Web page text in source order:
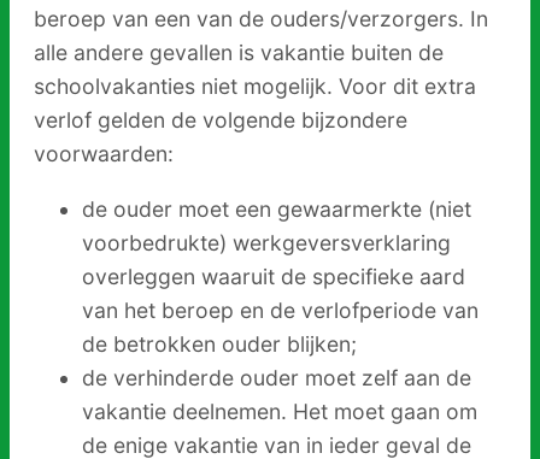
beroep van een van de ouders/verzorgers. In
alle andere gevallen is vakantie buiten de
schoolvakanties niet mogelijk. Voor dit extra
verlof gelden de volgende bijzondere
voorwaarden:
de ouder moet een gewaarmerkte (niet
voorbedrukte) werkgeversverklaring
overleggen waaruit de specifieke aard
van het beroep en de verlofperiode van
de betrokken ouder blijken;
de verhinderde ouder moet zelf aan de
vakantie deelnemen. Het moet gaan om
de enige vakantie van in ieder geval de